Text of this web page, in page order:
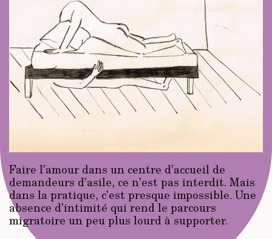
Faire l’amour dans un centre d’accueil de
demandeurs d’asile, ce n’est pas interdit. Mais
dans la pratique, c’est presque impossible. Une
absence d’intimité qui rend le parcours
migratoire un peu plus lourd à supporter.